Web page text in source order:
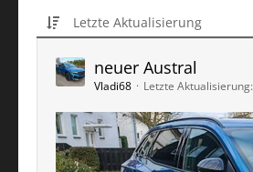
Letzte Aktualisierung
neuer Austral
Vladi68 Letzte Aktualisierung: